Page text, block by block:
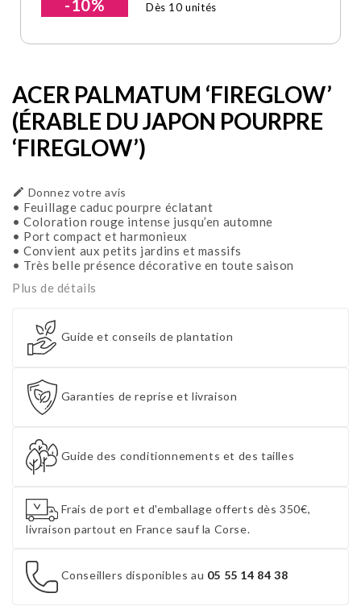
-10% Dès 10 unités
ACER PALMATUM ‘FIREGLOW’
(ÉRABLE DU JAPON POURPRE
‘FIREGLOW’)
 Donnez votre avis
• Feuillage caduc pourpre éclatant
• Coloration rouge intense jusqu’en automne
• Port compact et harmonieux
• Convient aux petits jardins et massifs
• Très belle présence décorative en toute saison
Plus de détails
Guide et conseils de plantation
Garanties de reprise et livraison
Guide des conditionnements et des tailles
Frais de port et d'emballage offerts dès 350€,
livraison partout en France sauf la Corse.
Conseillers disponibles au 05 55 14 84 38